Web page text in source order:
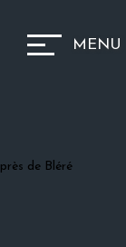
MENU
près de Bléré